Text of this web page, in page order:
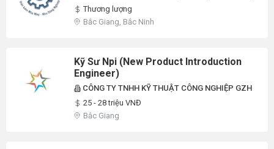
Thương lượng
Bắc Giang, Bắc Ninh
Kỹ Sư Npi (New Product Introduction
Engineer)
CÔNG TY TNHH KỸ THUẬT CÔNG NGHIỆP GZH
25 - 28 triệu VNĐ
Bắc Giang